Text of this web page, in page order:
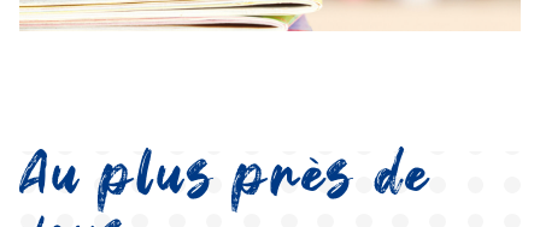
Au plus près de